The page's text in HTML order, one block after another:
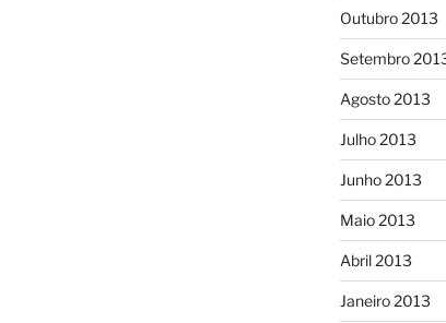
Outubro 2013
Setembro
Agosto 2013
Julho 2013
Junho 2013
Maio 2013
Abril 2013
Janeiro 2013